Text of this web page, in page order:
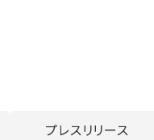
プレスリリース